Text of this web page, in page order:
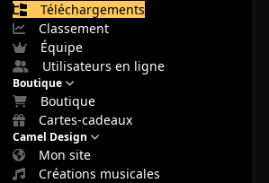
Téléchargements
Classement
Équipe
Utilisateurs en ligne
Boutique
Boutique
Cartes-cadeaux
Camel Design
Mon site
Créations musicales